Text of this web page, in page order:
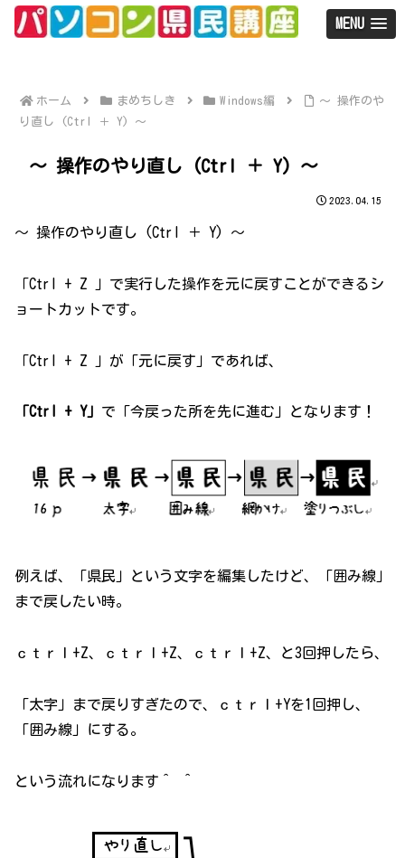
MENU
ホーム まめちしき Windows編
～ 操作のや
り直し (Ctrl ＋ Y) ～
～ 操作のやり直し (Ctrl ＋ Y) ～
2023.04.15
～ 操作のやり直し (Ctrl ＋ Y) ～
「Ctrl + Z 」で実行した操作を元に戻すことができるシ
ョートカットです。
「Ctrl + Z 」が「元に戻す」であれば、
「Ctrl + Y」 で「今戻った所を先に進む」となります！
例えば、「県民」という文字を編集したけど、「囲み線」
まで戻したい時。
ｃｔｒｌ+Z、ｃｔｒｌ+Z、ｃｔｒｌ+Z、と3回押したら、
「太字」まで戻りすぎたので、ｃｔｒｌ+Yを1回押し、
「囲み線」にする。
という流れになります＾ ＾